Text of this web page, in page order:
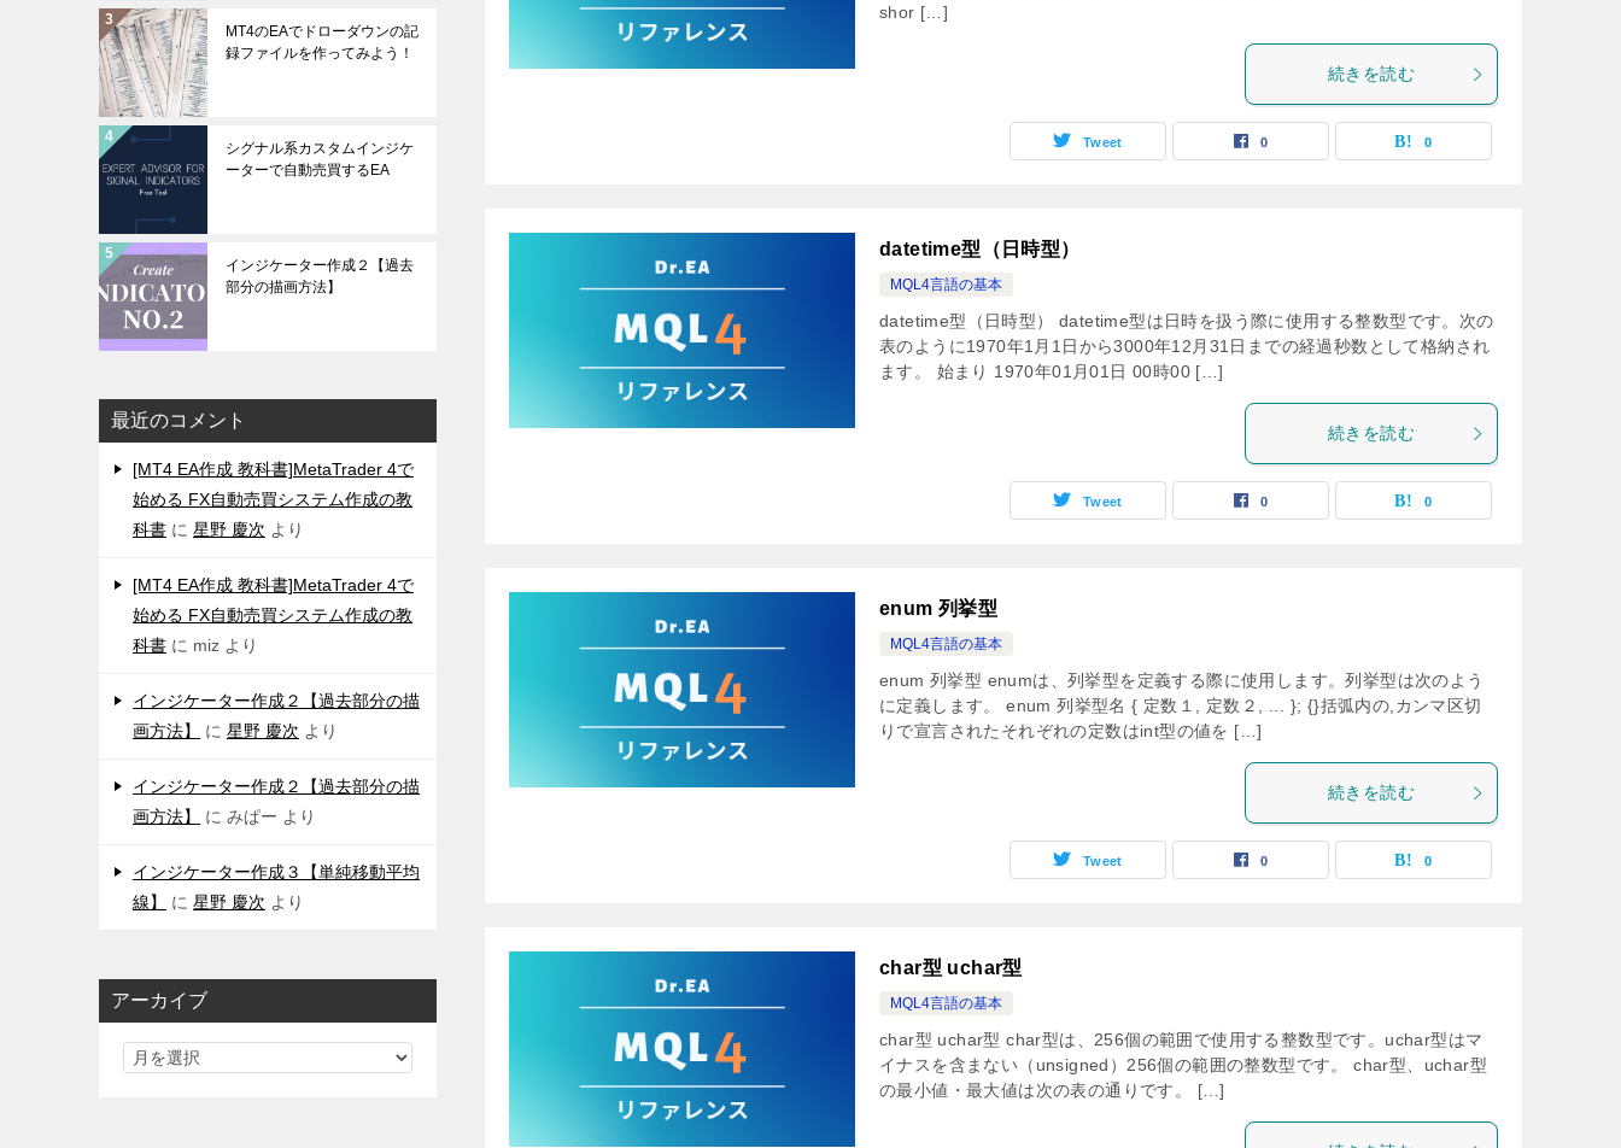
shor […]
続きを読む
Tweet 0 0
datetime型（日時型）
MQL4言語の基本
datetime型（日時型） datetime型は日時を扱う際に使用する整数型です。次の
表のように1970年1月1日から3000年12月31日までの経過秒数として格納され
ます。 始まり 1970年01月01日 00時00 […]
続きを読む
Tweet 0 0
enum 列挙型
MQL4言語の基本
enum 列挙型 enumは、列挙型を定義する際に使用します。列挙型は次のよう
に定義します。 enum 列挙型名 { 定数１, 定数２, ... }; {}括弧内の,カンマ区切
りで宣言されたそれぞれの定数はint型の値を […]
続きを読む
Tweet 0 0
char型 uchar型
MQL4言語の基本
char型 uchar型 char型は、256個の範囲で使用する整数型です。uchar型はマ
イナスを含まない（unsigned）256個の範囲の整数型です。 char型、uchar型
の最小値・最大値は次の表の通りです。 […]
MT4のEAでドローダウンの記
録ファイルを作ってみよう！
シグナル系カスタムインジケ
ーターで自動売買するEA
インジケーター作成２【過去
部分の描画方法】
最近のコメント
[MT4 EA作成 教科書]MetaTrader 4で
始める FX自動売買システム作成の教
科書 に 星野 慶次 より
[MT4 EA作成 教科書]MetaTrader 4で
始める FX自動売買システム作成の教
科書 に miz より
インジケーター作成２【過去部分の描
画方法】
に 星野 慶次 より
インジケーター作成２【過去部分の描
画方法】
に みぱー より
インジケーター作成３【単純移動平均
線】
に 星野 慶次 より
アーカイブ